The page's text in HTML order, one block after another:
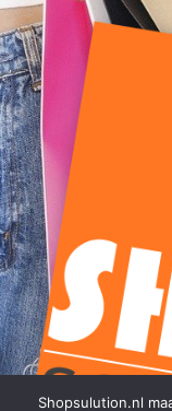
Shopsulution.nl